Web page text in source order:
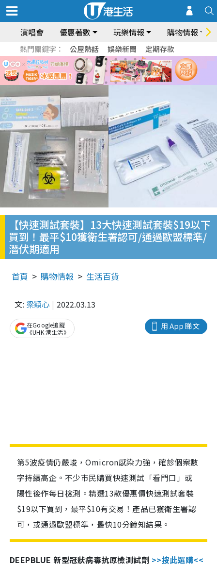
演唱會 優惠著數 玩樂情報 購物情報
熱門關鍵字： 公屋熱話 娛樂新聞 定期存款
【快速測試套裝】13大快速測試套裝$19以下
買到！最平$10獲衛生署認可/通過歐盟標準/
潛伏期適用
首頁 購物情報 生活百貨
文: 梁穎心 2022.03.13
用 App 睇文
在Google追蹤
《UHK 港生活》
第5波疫情仍嚴峻，Omicron感染力強，確診個案數
字持續高企。不少市民購買快速測試「看門口」或
陽性後作每日檢測。精選13款優惠價快速測試套裝
$19以下買到，最平$10有交易！產品已獲衛生署認
可，或通過歐盟標準，最快10分鐘知結果。
DEEPBLUE 新型冠狀病毒抗原檢測試劑 >>按此選購<<